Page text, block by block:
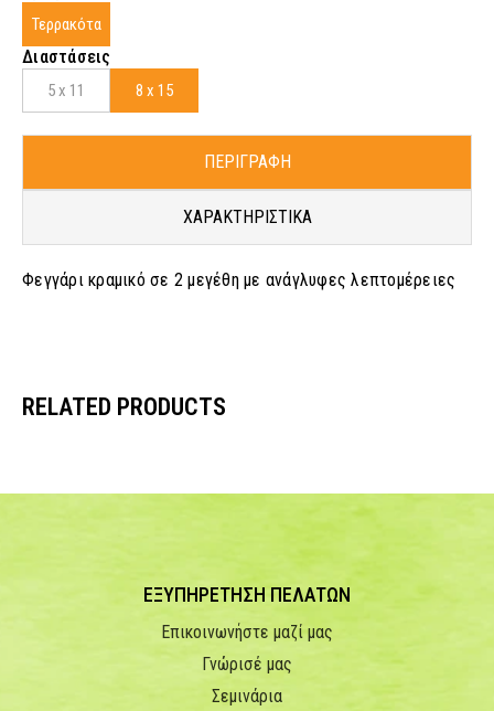
Τερρακότα
Διαστάσεις
5 x 11 8 x 15
ΠΕΡΙΓΡΑΦΗ
ΧΑΡΑΚΤΗΡΙΣΤΙΚΑ
Φεγγάρι κραμικό σε 2 μεγέθη με ανάγλυφες λεπτομέρειες
RELATED PRODUCTS
ΕΞΥΠΗΡΕΤΗΣΗ ΠΕΛΑΤΩΝ
Επικοινωνήστε μαζί μας
Γνώρισέ μας
Σεμινάρια